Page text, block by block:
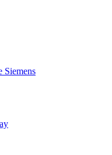
Siemens